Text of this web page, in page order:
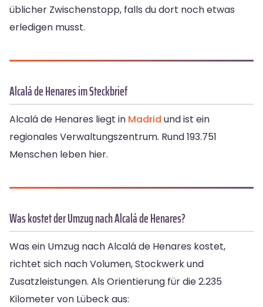
üblicher Zwischenstopp, falls du dort noch etwas
erledigen musst.
Alcalá de Henares im Steckbrief
Alcalá de Henares liegt in Madrid und ist ein
regionales Verwaltungszentrum. Rund 193.751
Menschen leben hier.
Was kostet der Umzug nach Alcalá de Henares?
Was ein Umzug nach Alcalá de Henares kostet,
richtet sich nach Volumen, Stockwerk und
Zusatzleistungen. Als Orientierung für die 2.235
Kilometer von Lübeck aus: